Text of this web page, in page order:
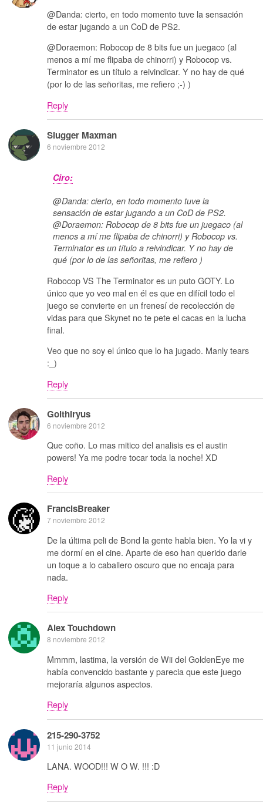
@Danda: cierto, en todo momento tuve la sensación
de estar jugando a un CoD de PS2.
@Doraemon: Robocop de 8 bits fue un juegaco (al
menos a mí me flipaba de chinorri) y Robocop vs.
Terminator es un título a reivindicar. Y no hay de qué
(por lo de las señoritas, me refiero ;-) )
Reply
Slugger Maxman
6 noviembre 2012
Ciro:
@Danda: cierto, en todo momento tuve la
sensación de estar jugando a un CoD de PS2.
@Doraemon: Robocop de 8 bits fue un juegaco (al
menos a mí me flipaba de chinorri) y Robocop vs.
Terminator es un título a reivindicar. Y no hay de
qué (por lo de las señoritas, me refiero )
Robocop VS The Terminator es un puto GOTY. Lo
único que yo veo mal en él es que en difícil todo el
juego se convierte en un frenesí de recolección de
vidas para que Skynet no te pete el cacas en la lucha
final.
Veo que no soy el único que lo ha jugado. Manly tears
:_)
Reply
Golthiryus
6 noviembre 2012
Que coño. Lo mas mitico del analisis es el austin
powers! Ya me podre tocar toda la noche! XD
Reply
FrancisBreaker
7 noviembre 2012
De la última peli de Bond la gente habla bien. Yo la vi y
me dormí en el cine. Aparte de eso han querido darle
un toque a lo caballero oscuro que no encaja para
nada.
Reply
Alex Touchdown
8 noviembre 2012
Mmmm, lastima, la versión de Wii del GoldenEye me
había convencido bastante y parecia que este juego
mejoraría algunos aspectos.
Reply
215-290-3752
11 junio 2014
LANA. WOOD!!! W O W. !!! :D
Reply